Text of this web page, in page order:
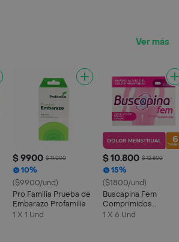
Ver más
$ 9900 $ 11.000
10%
($9900/und)
Pro Familia Prueba de
Embarazo Profamilia
1 X 1 Und
$ 10.800 $ 12.800
15%
($1800/und)
Buscapina Fem
Comprimidos
Recubiertos
1 X 6 Und